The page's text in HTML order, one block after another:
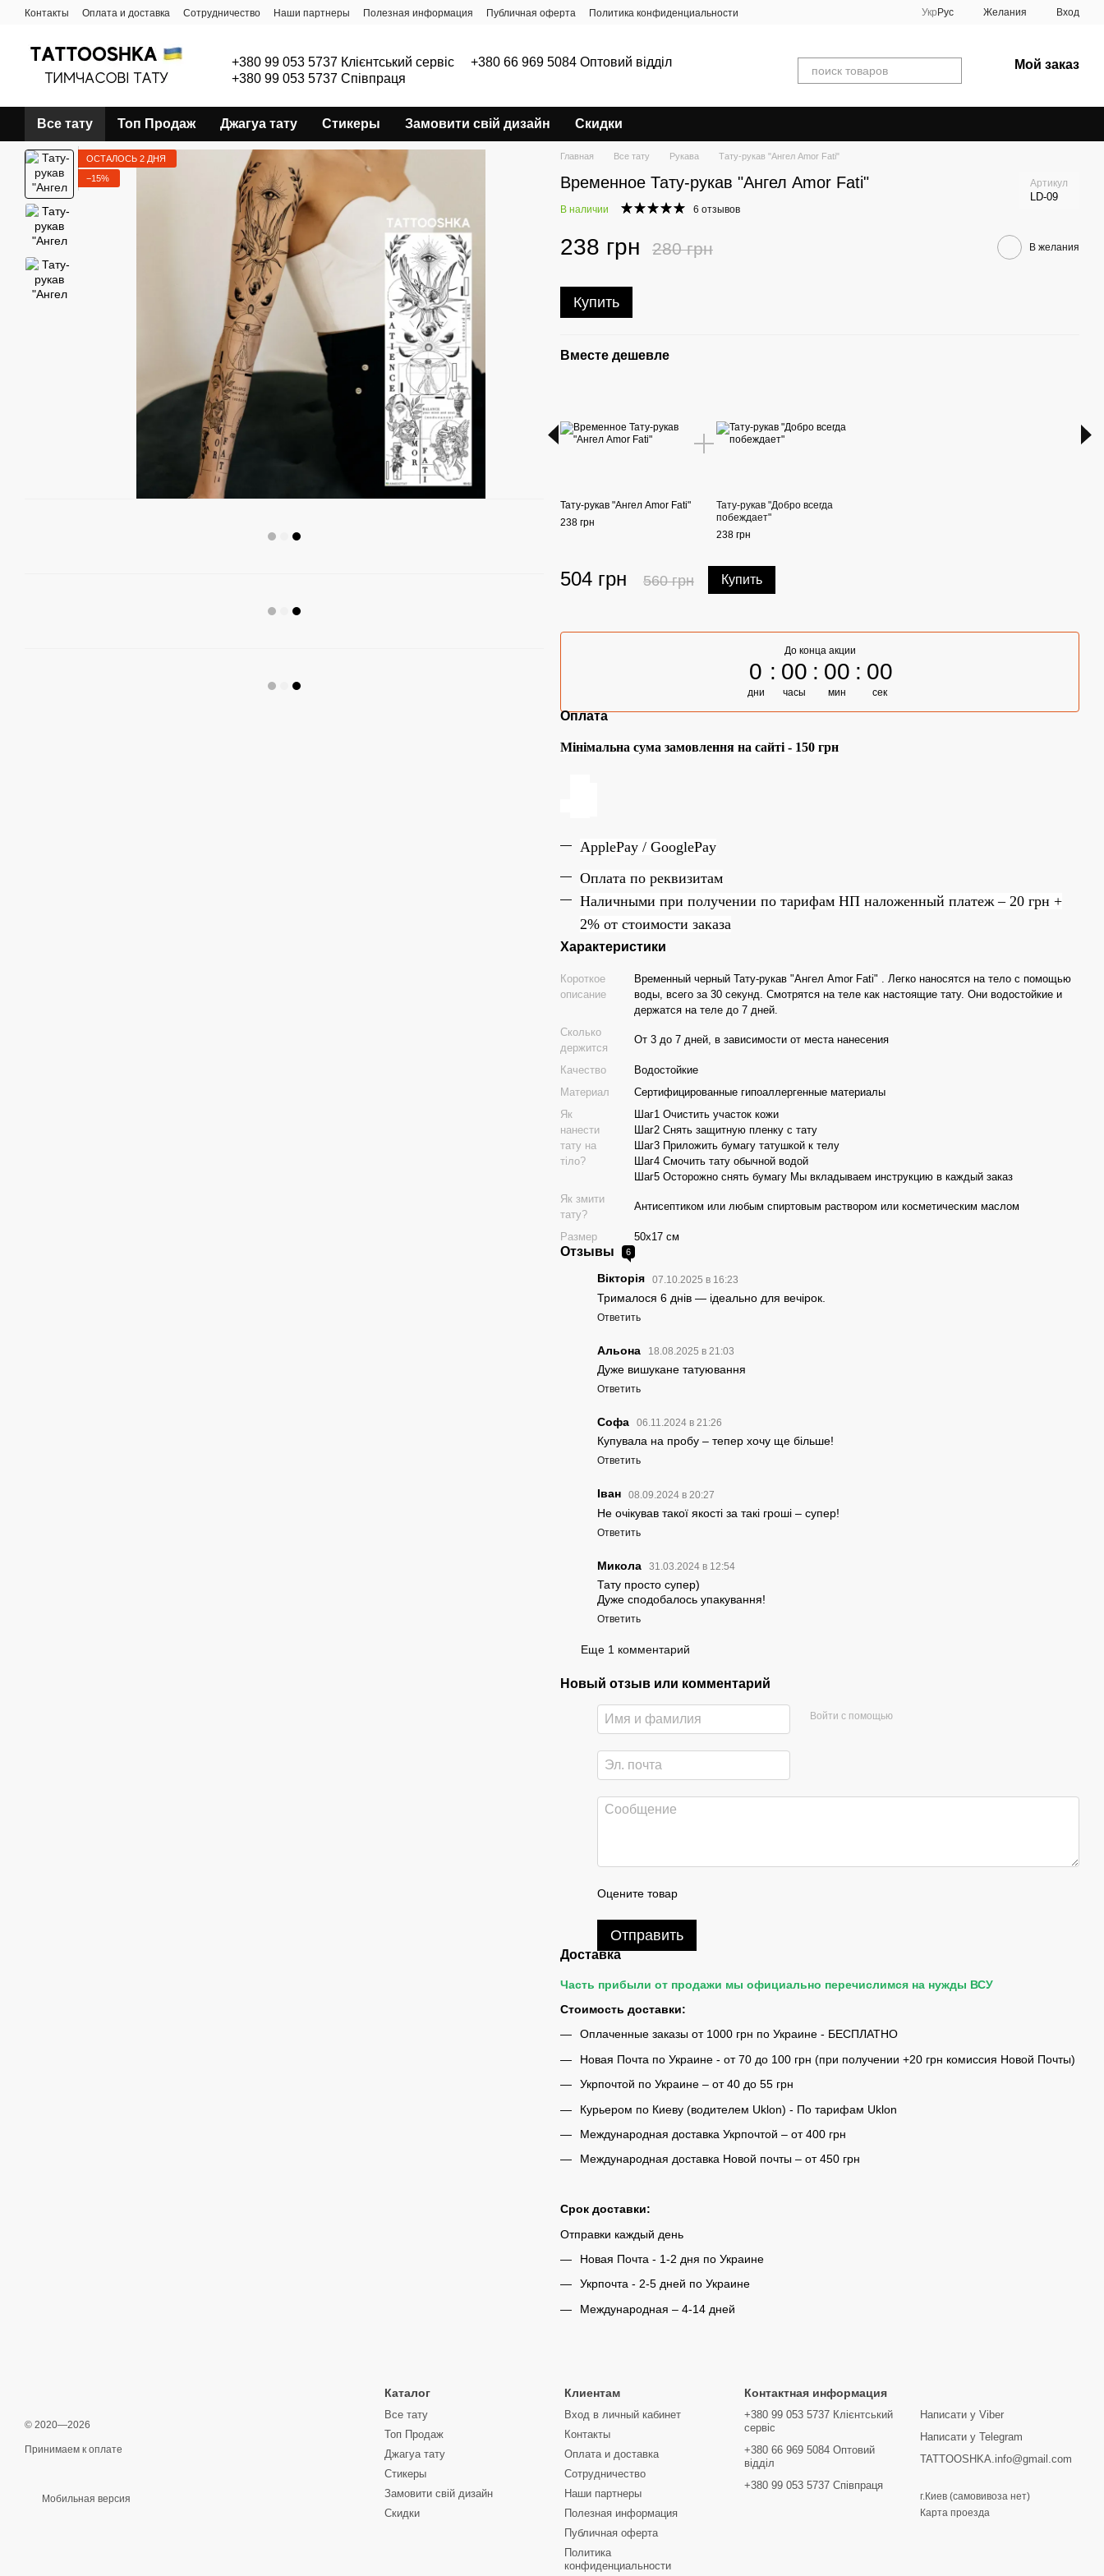
Перейти к основному контенту
Контакты Оплата и доставка Сотрудничество Наши партнеры Полезная информация Публичная оферта Политика конфиденциальности Укр Рус Желания Вход
+380 99 053 5737 Клієнтський сервіс
+380 66 969 5084 Оптовий відділ
+380 99 053 5737 Співпраця
Мой заказ
Все тату Топ Продаж Джагуа тату Стикеры Замовити свій дизайн Скидки
ОСТАЛОСЬ 2 ДНЯ
−15%
Главная Все тату Рукава Тату-рукав "Ангел Amor Fati"
Временное Тату-рукав "Ангел Amor Fati" Артикул
LD-09
В наличии 6 отзывов
238 грн 280 грн В желания
Купить
Вместе дешевле
Тату-рукав "Ангел Amor Fati"
238 грн
Тату-рукав "Добро всегда
побеждает"
238 грн
504 грн 560 грн Купить
До конца акции
0
дни
00
часы
00
мин
00
сек
Оплата
Мінімальна сума замовлення на сайті - 150 грн
ApplePay / GooglePay
Оплата по реквизитам
Наличными при получении по тарифам НП наложенный платеж – 20 грн +
2% от стоимости заказа
Характеристики
Короткое
описание
Временный черный Тату-рукав "Ангел Amor Fati" . Легко наносятся на тело с помощью
воды, всего за 30 секунд. Смотрятся на теле как настоящие тату. Они водостойкие и
держатся на теле до 7 дней.
Сколько
держится
От 3 до 7 дней, в зависимости от места нанесения
Качество
Водостойкие
Материал
Сертифицированные гипоаллергенные материалы
Як
нанести
тату на
тіло?
Шаг1 Очистить участок кожи
Шаг2 Снять защитную пленку с тату
Шаг3 Приложить бумагу татушкой к телу
Шаг4 Смочить тату обычной водой
Шаг5 Осторожно снять бумагу Мы вкладываем инструкцию в каждый заказ
Як змити
тату?
Антисептиком или любым спиртовым раствором или косметическим маслом
Размер 50х17 см
Отзывы 6
Вікторія 07.10.2025 в 16:23
Трималося 6 днів — ідеально для вечірок.
Ответить
Альона 18.08.2025 в 21:03
Дуже вишукане татуювання
Ответить
Софа 06.11.2024 в 21:26
Купувала на пробу – тепер хочу ще більше!
Ответить
Іван 08.09.2024 в 20:27
Не очікував такої якості за такі гроші – супер!
Ответить
Микола 31.03.2024 в 12:54
Тату просто супер)
Дуже сподобалось упакування!
Ответить
Еще 1 комментарий
Новый отзыв или комментарий
Войти с помощью
Оцените товар
Отправить
Доставка
Часть прибыли от продажи мы официально перечислимся на нужды ВСУ
Стоимость доставки:
Оплаченные заказы от 1000 грн по Украине - БЕСПЛАТНО
Новая Почта по Украине - от 70 до 100 грн (при получении +20 грн комиссия Новой Почты)
Укрпочтой по Украине – от 40 до 55 грн
Курьером по Киеву (водителем Uklon) - По тарифам Uklon
Международная доставка Укрпочтой – от 400 грн
Международная доставка Новой почты – от 450 грн
Срок доставки:
Отправки каждый день
Новая Почта - 1-2 дня по Украине
Укрпочта - 2-5 дней по Украине
Международная – 4-14 дней
© 2020—2026
Принимаем к оплате
Мобильная версия
Каталог
Все тату
Топ Продаж
Джагуа тату
Стикеры
Замовити свій дизайн
Скидки
Клиентам
Вход в личный кабинет
Контакты
Оплата и доставка
Сотрудничество
Наши партнеры
Полезная информация
Публичная оферта
Политика
конфиденциальности
Контактная информация
+380 99 053 5737 Клієнтський
сервіс
+380 66 969 5084 Оптовий
відділ
+380 99 053 5737 Співпраця
Написати у Viber
Написати у Telegram
TATTOOSHKA.info@gmail.com
г.Киев (самовивоза нет)
Карта проезда